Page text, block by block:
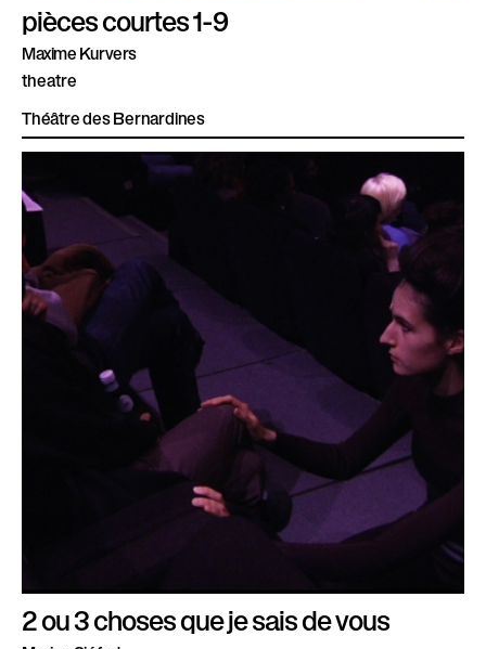
pièces courtes 1-9
Maxime Kurvers
theatre
Théâtre des Bernardines
2 ou 3 choses que je sais de vous